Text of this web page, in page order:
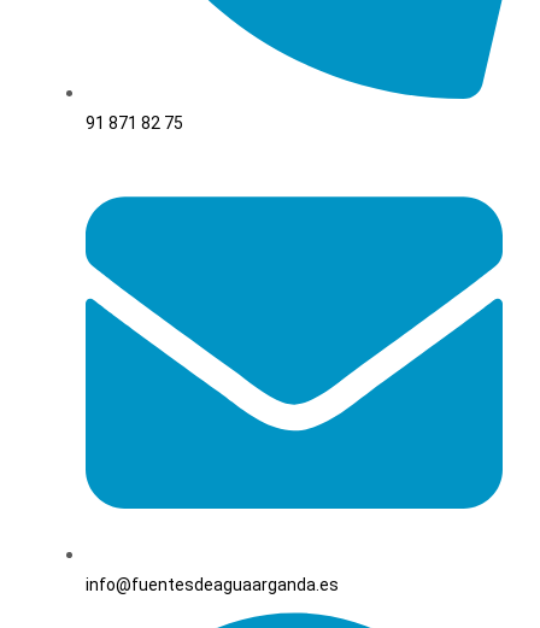
91 871 82 75
info@fuentesdeaguaarganda.es